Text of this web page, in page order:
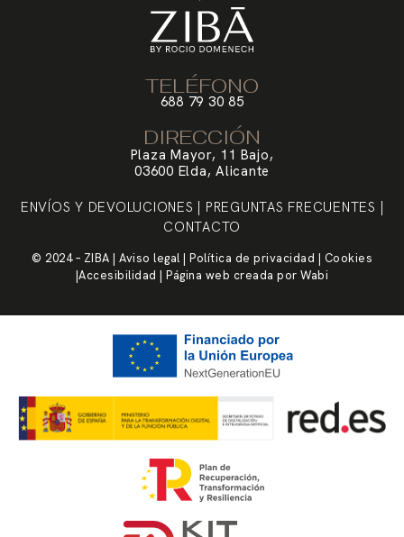
TELÉFONO
688 79 30 85
DIRECCIÓN
Plaza Mayor, 11 Bajo,
03600 Elda, Alicante
ENVÍOS Y DEVOLUCIONES | PREGUNTAS FRECUENTES |
CONTACTO
© 2024 – ZIBA | Aviso legal | Política de privacidad | Cookies
|Accesibilidad | Página web creada porWabi